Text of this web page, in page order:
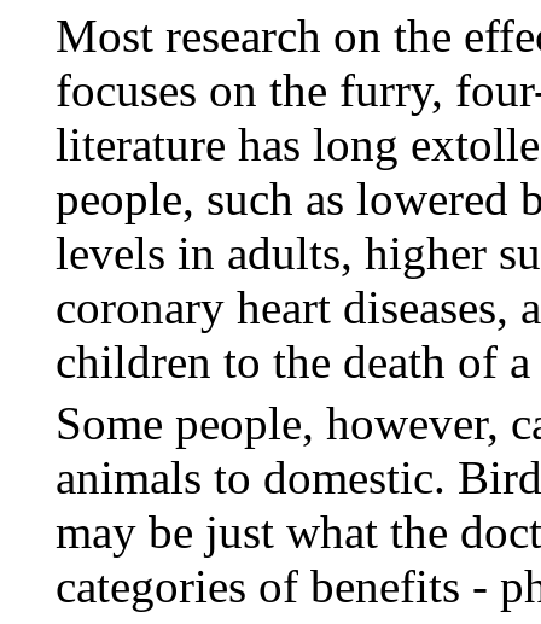
Most research on the
focuses on the furry,
literature has long
people, such as lowered
levels in adults, higher
coronary heart diseases,
children to the death of
Some people, however,
animals to domestic.
may be just what the
categories of benefits -